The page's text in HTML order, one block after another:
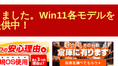
した。Win11各モデルを
中！